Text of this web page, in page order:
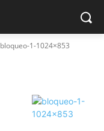
bloqueo-1-1024×853